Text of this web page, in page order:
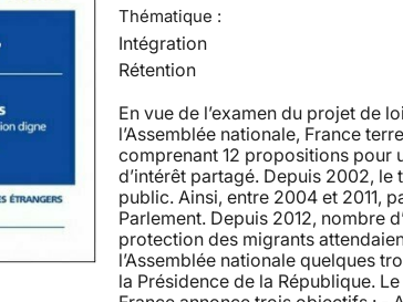
Thématique :
Intégration
Rétention
En vue de l’examen du projet de
l’Assemblée nationale, France
comprenant 12 propositions pour
d’intérêt partagé. Depuis 2002,
public. Ainsi, entre 2004 et 2011,
Parlement. Depuis 2012, nombre
protection des migrants
l’Assemblée nationale quelques
la Présidence de la République.